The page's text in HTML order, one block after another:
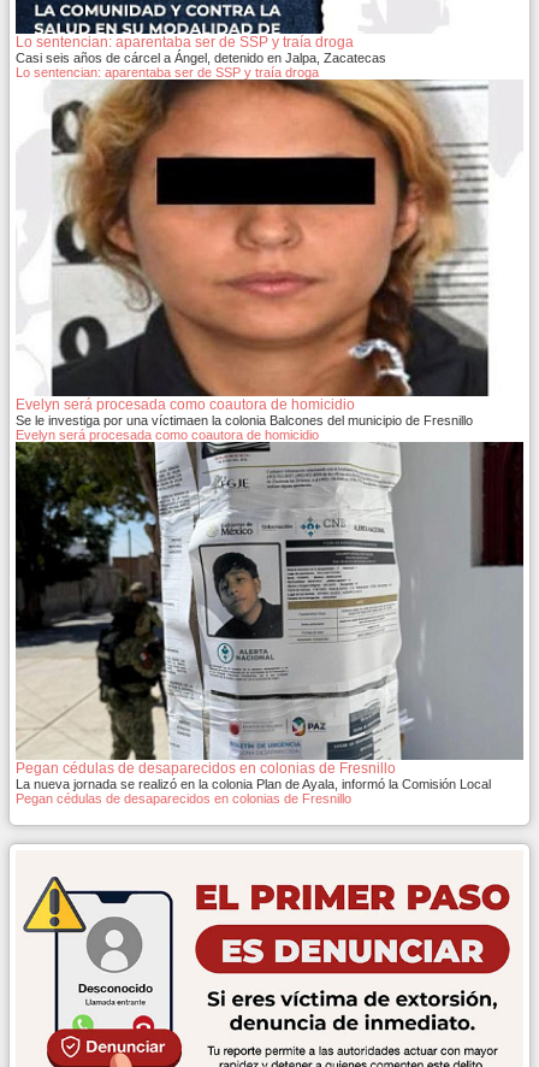
Lo sentencian: aparentaba ser de SSP y traía droga
Casi seis años de cárcel a Ángel, detenido en Jalpa, Zacatecas
Lo sentencian: aparentaba ser de SSP y traía droga
Evelyn será procesada como coautora de homicidio
Se le investiga por una víctimaen la colonia Balcones del municipio de Fresnillo
Evelyn será procesada como coautora de homicidio
Pegan cédulas de desaparecidos en colonias de Fresnillo
La nueva jornada se realizó en la colonia Plan de Ayala, informó la Comisión Local
Pegan cédulas de desaparecidos en colonias de Fresnillo